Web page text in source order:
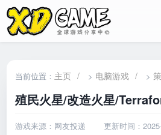
当前位置： 主页 / > 电脑游戏 / >
殖民火星/改造火星/
游戏来源：网友投递 更新时间：